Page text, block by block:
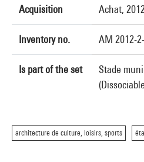
Acquisition Achat,
Inventory no. AM 2012-
Is part of the set
Stade
architecture de culture, loisirs, sports